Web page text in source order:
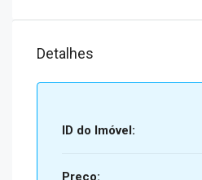
Detalhes
ID do Imóvel:
Preço: